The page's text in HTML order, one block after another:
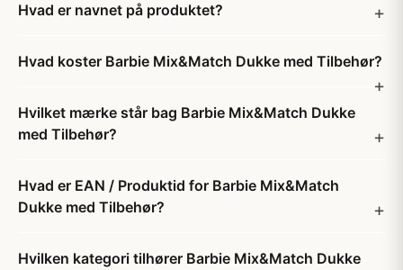
Hvad er navnet på produktet?
Hvad koster Barbie Mix&Match Dukke med Tilbehør?
Hvilket mærke står bag Barbie Mix&Match Dukke
med Tilbehør?
Hvad er EAN / Produktid for Barbie Mix&Match
Dukke med Tilbehør?
Hvilken kategori tilhører Barbie Mix&Match Dukke